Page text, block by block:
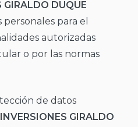
GIRALDO DUQUE
para el
autorizadas
o por las normas
de datos
INVERSIONES GIRALDO